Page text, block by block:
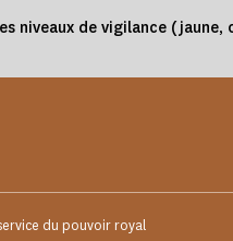
niveaux de vigilance
du pouvoir royal